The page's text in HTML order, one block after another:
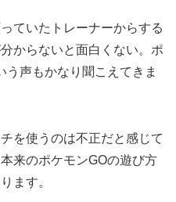
ていたトレーナーからする
からないと面白くない。ポ
う声もかなり聞こえてきま
を使うのは不正だと感じて
来のポケモンGOの遊び方
ます。